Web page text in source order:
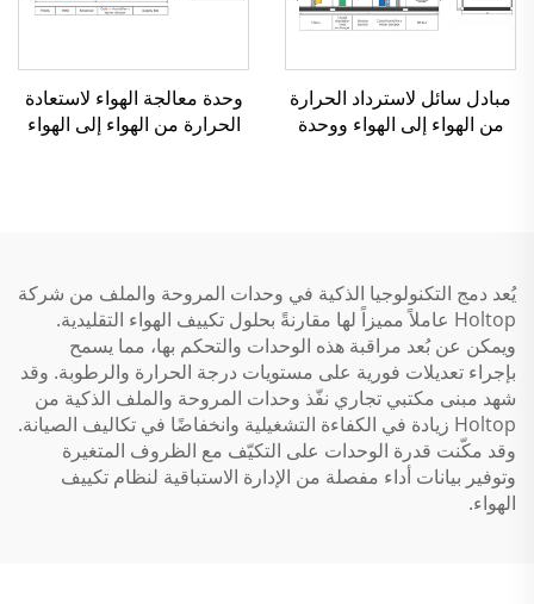
مبادل سائل لاسترداد الحرارة
من الهواء إلى الهواء ووحدة
وحدة معالجة الهواء لاستعادة
الحرارة من الهواء إلى الهواء
يُعد دمج التكنولوجيا الذكية في وحدات المروحة والملف من شركة
Holtop عاملاً مميزاً لها مقارنةً بحلول تكييف الهواء التقليدية.
ويمكن عن بُعد مراقبة هذه الوحدات والتحكم بها، مما يسمح
بإجراء تعديلات فورية على مستويات درجة الحرارة والرطوبة. وقد
شهد مبنى مكتبي تجاري نفّذ وحدات المروحة والملف الذكية من
Holtop زيادة في الكفاءة التشغيلية وانخفاضًا في تكاليف الصيانة.
وقد مكّنت قدرة الوحدات على التكيّف مع الظروف المتغيرة
وتوفير بيانات أداء مفصلة من الإدارة الاستباقية لنظام تكييف
الهواء.